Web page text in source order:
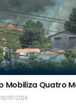
Mobiliza Quatro
02/07/2026